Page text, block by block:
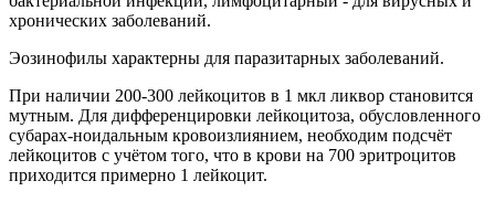
хронических заболеваний.
Эозинофилы характерны для паразитарных заболеваний.
При наличии 200-300 лейкоцитов в 1 мкл ликвор становится
мутным. Для дифференцировки лейкоцитоза, обусловленного
субарах-ноидальным кровоизлиянием, необходим подсчёт
лейкоцитов с учётом того, что в крови на 700 эритроцитов
приходится примерно 1 лейкоцит.